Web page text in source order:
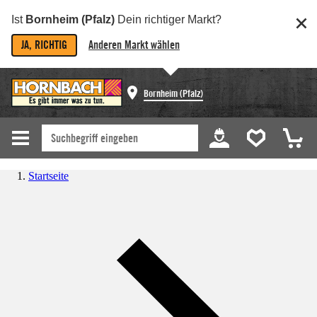
Ist Bornheim (Pfalz) Dein richtiger Markt?
JA, RICHTIG Anderen Markt wählen
Bornheim (Pfalz)
Startseite